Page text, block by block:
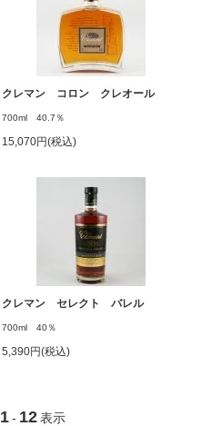
クレマン コロン クレオール
700ml 40.7％
15,070円(税込)
クレマン セレクト バレル
700ml 40％
5,390円(税込)
1 - 12 表示